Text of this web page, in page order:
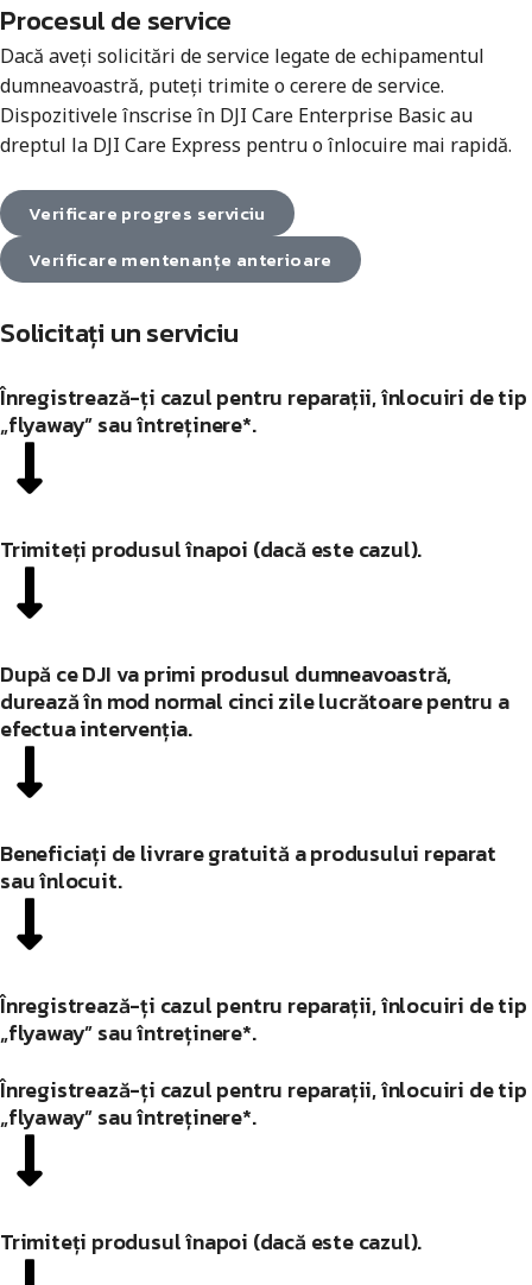
Procesul de service
Dacă aveți solicitări de service legate de echipamentul
dumneavoastră, puteți trimite o cerere de service.
Dispozitivele înscrise în DJI Care Enterprise Basic au
dreptul la DJI Care Express pentru o înlocuire mai rapidă.
Verificare progres serviciu
Verificare mentenanțe anterioare
Solicitați un serviciu
Înregistrează-ți cazul pentru reparații, înlocuiri de tip
„flyaway” sau întreținere*.
Trimiteți produsul înapoi (dacă este cazul).
După ce DJI va primi produsul dumneavoastră,
durează în mod normal cinci zile lucrătoare pentru a
efectua intervenția.
Beneficiați de livrare gratuită a produsului reparat
sau înlocuit.
Înregistrează-ți cazul pentru reparații, înlocuiri de tip
„flyaway” sau întreținere*.
Înregistrează-ți cazul pentru reparații, înlocuiri de tip
„flyaway” sau întreținere*.
Trimiteți produsul înapoi (dacă este cazul).